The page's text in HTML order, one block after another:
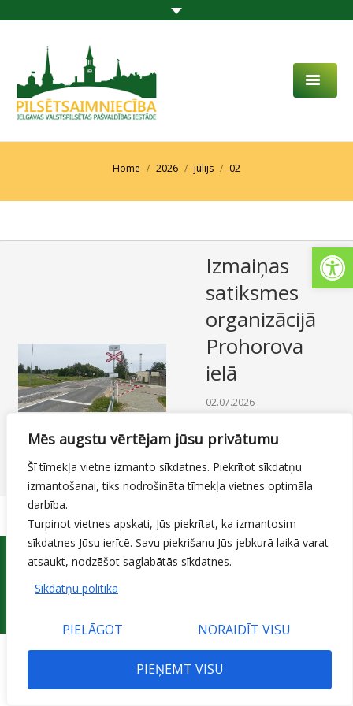
Mēs augstu vērtējam jūsu privātumu
Šī tīmekļa vietne izmanto sīkdatnes. Piekrītot sīkdatņu
izmantošanai, tiks nodrošināta tīmekļa vietnes optimāla
darbība.
Turpinot vietnes apskati, Jūs piekrītat, ka izmantosim
sīkdatnes Jūsu ierīcē. Savu piekrišanu Jūs jebkurā laikā varat
atsaukt, nodzēšot saglabātās sīkdatnes.
Sīkdatņu politika
PIELĀGOT NORAIDĪT VISU
PIEŅEMT VISU
PAR MUMS
SABIEDRĪBAS LĪDZDALĪBA
SAZIŅA
Home 2026 jūlijs 02
Izmaiņas
satiksmes
organizācijā
Prohorova
ielā
02.07.2026
Satiksme
moderators